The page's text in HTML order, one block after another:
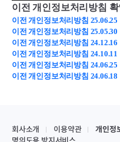
이전 개인정보처리방침 확
이전 개인정보처리방침 25.06.25
이전 개인정보처리방침 25.05.30
이전 개인정보처리방침 24.12.16
이전 개인정보처리방침 24.10.11
이전 개인정보처리방침 24.06.25
이전 개인정보처리방침 24.06.18
회사소개 이용약관 개인정